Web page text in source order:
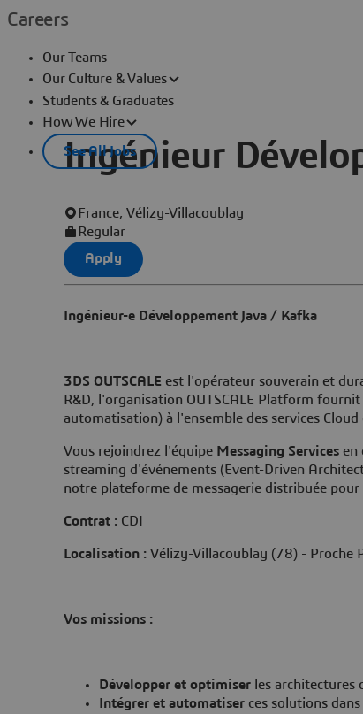
Careers
Our Teams
Our Culture & Values
Students & Graduates
How We Hire
See All Jobs
Ingénieur
France, Vélizy-Villacoublay
Regular
Apply
Ingénieur-e Développement Java / Kafka
3DS OUTSCALE est l'opérateur souverain et
R&D, l'organisation OUTSCALE Platform
automatisation) à l'ensemble des services Cloud
Vous rejoindrez l'équipe Messaging Services en
streaming d'événements (Event-Driven
notre plateforme de messagerie distribuée
Contrat : CDI
Localisation : Vélizy-Villacoublay (78) - Proche
Vos missions :
Développer et optimiser les architectures
Intégrer et automatiser ces solutions